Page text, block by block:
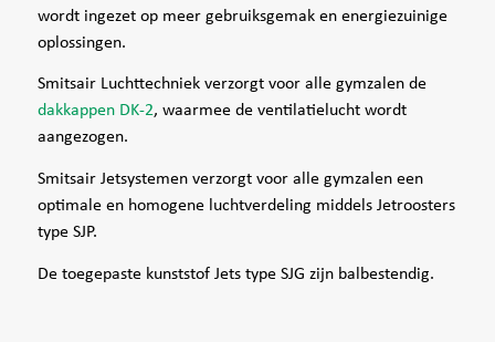
wordt ingezet op meer gebruiksgemak en energiezuinige
oplossingen.
Smitsair Luchttechniek verzorgt voor alle gymzalen de
dakkappen DK-2, waarmee de ventilatielucht wordt
aangezogen.
Smitsair Jetsystemen verzorgt voor alle gymzalen een
optimale en homogene luchtverdeling middels Jetroosters
type SJP.
De toegepaste kunststof Jets type SJG zijn balbestendig.